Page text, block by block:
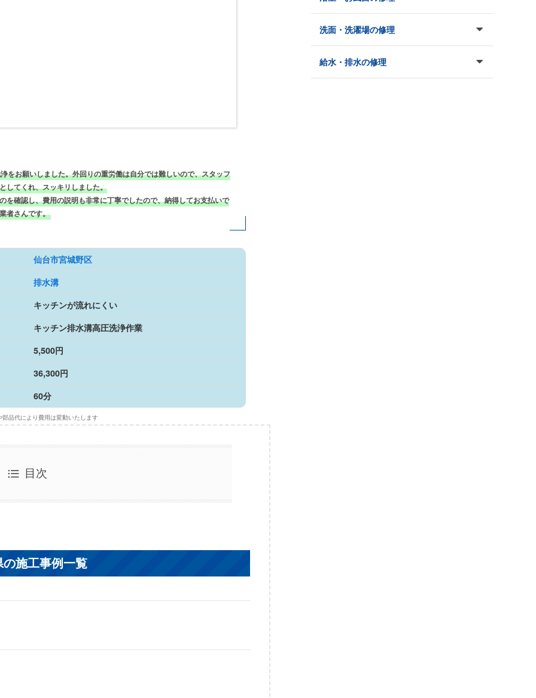
をお願いしました。外回りの重労働は自分では難しいので、スタッフ
してくれ、スッキリしました。
を確認し、費用の説明も非常に丁寧でしたので、納得してお支払いで
者さんです。
仙台市宮城野区
排水溝
キッチンが流れにくい
キッチン排水溝高圧洗浄作業
5,500円
36,300円
60分
部品代により費用は変動いたします
目次
の施工事例一覧
洗面・洗濯場の修理
給水・排水の修理